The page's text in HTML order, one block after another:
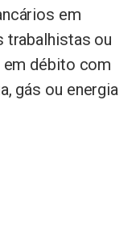
em
trabalhistas ou
débito com
gás ou energia